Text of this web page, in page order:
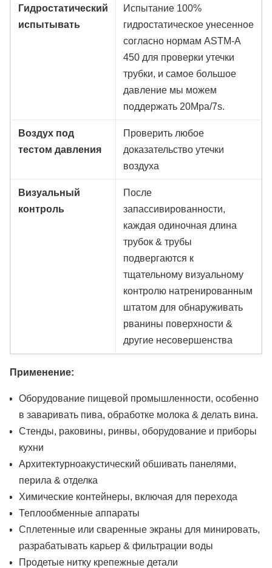
Гидростатический
испытывать
Испытание 100%
гидростатическое унесенное
согласно нормам ASTM-A
450 для проверки утечки
трубки, и самое большое
давление мы можем
поддержать 20Mpa/7s.
Воздух под
тестом давления
Проверить любое
доказательство утечки
воздуха
Визуальный
контроль
После
запассивированности,
каждая одиночная длина
трубок & трубы
подвергаются к
тщательному визуальному
контролю натренированным
штатом для обнаруживать
рванины поверхности &
другие несовершенства
Применение:
Оборудование пищевой промышленности, особенно
в заваривать пива, обработке молока & делать вина.
Стенды, раковины, ринвы, оборудование и приборы
кухни
Архитектурноакустический обшивать панелями,
перила & отделка
Химические контейнеры, включая для перехода
Теплообменные аппараты
Сплетенные или сваренные экраны для минировать,
разрабатывать карьер & фильтрации воды
Продетые нитку крепежные детали